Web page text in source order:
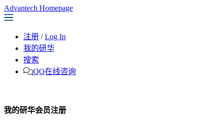
Advantech Homepage
注册 / Log In
我的研华
搜索
QQ在线咨询
我的研华会员注册